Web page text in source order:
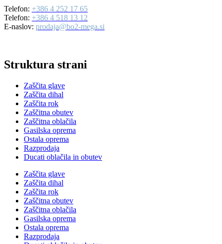
Telefon: +386 4 252 17 65
Telefon: +386 4 518 13 12
E-naslov: prodaja@bo2-mega.si
Struktura strani
Zaščita glave
Zaščita dihal
Zaščita rok
Zaščitna obutev
Zaščitna oblačila
Gasilska oprema
Ostala oprema
Razprodaja
Ducati oblačila in obutev
Zaščita glave
Zaščita dihal
Zaščita rok
Zaščitna obutev
Zaščitna oblačila
Gasilska oprema
Ostala oprema
Razprodaja